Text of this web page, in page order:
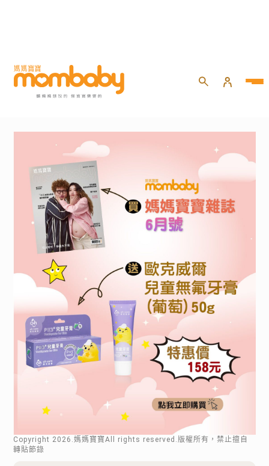
Copyright 2026 .媽媽寶寶All rights reserved.版權所有，禁止擅自
轉貼節錄